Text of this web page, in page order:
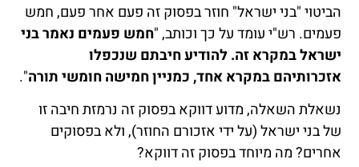
הביטוי "בני ישראל" חוזר בפסוק זה פעם אחר פעם, חמש
פעמים. רש"י עומד על כך וכותב, "חמש פעמים נאמר בני
ישראל במקרא זה. להודיע חיבתם שנכפלו
אזכרותיהם במקרא אחד, כמניין חמישה חומשי תורה".
נשאלת השאלה, מדוע דווקא בפסוק זה נרמזת חיבה זו
של בני ישראל (על ידי אזכורם החוזר), ולא בפסוקים
אחרים? מה מיוחד בפסוק זה דווקא?